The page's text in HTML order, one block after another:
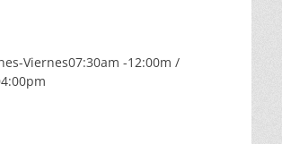
Viernes07:30am -12:00m /